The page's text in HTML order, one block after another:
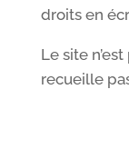
droits en
Le site
recueille